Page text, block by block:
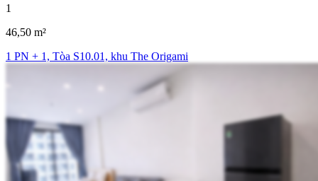
1
46,50 m²
1 PN + 1, Tòa S10.01, khu The Origami